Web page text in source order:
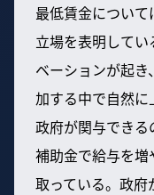
最低賃金につい
立場を表明して
ベーションが起
加する中で自然に
政府が関与できる
補助金で給与を
取っている。政